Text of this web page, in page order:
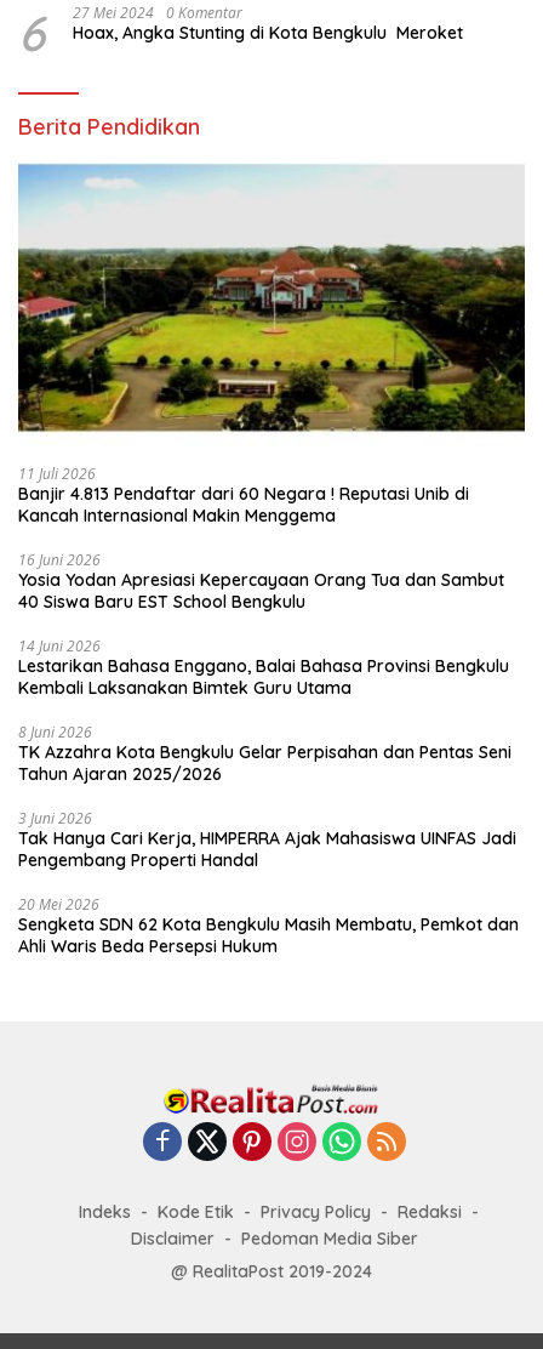
6 27 Mei 2024 0 Komentar
Hoax, Angka Stunting di Kota Bengkulu Meroket
Berita Pendidikan
11 Juli 2026
Banjir 4.813 Pendaftar dari 60 Negara ! Reputasi Unib di
Kancah Internasional Makin Menggema
16 Juni 2026
‎Yosia Yodan Apresiasi Kepercayaan Orang Tua dan Sambut
40 Siswa Baru EST School Bengkulu
14 Juni 2026
Lestarikan Bahasa Enggano, Balai Bahasa Provinsi Bengkulu
Kembali Laksanakan Bimtek Guru Utama
8 Juni 2026
TK Azzahra Kota Bengkulu Gelar Perpisahan dan Pentas Seni
Tahun Ajaran 2025/2026
3 Juni 2026
Tak Hanya Cari Kerja, HIMPERRA Ajak Mahasiswa UINFAS Jadi
Pengembang Properti Handal
20 Mei 2026
Sengketa SDN 62 Kota Bengkulu Masih Membatu, Pemkot dan
Ahli Waris Beda Persepsi Hukum
Indeks Kode Etik Privacy Policy
Redaksi
Disclaimer
Pedoman Media Siber
@ RealitaPost 2019-2024